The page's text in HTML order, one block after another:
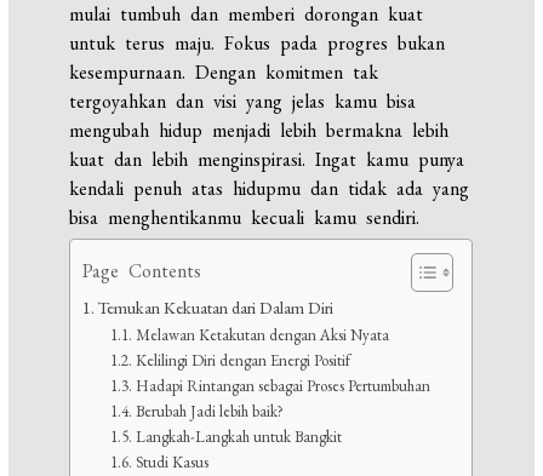
mulai tumbuh dan memberi dorongan kuat
untuk terus maju. Fokus pada progres bukan
kesempurnaan. Dengan komitmen tak
tergoyahkan dan visi yang jelas kamu bisa
mengubah hidup menjadi lebih bermakna lebih
kuat dan lebih menginspirasi. Ingat kamu punya
kendali penuh atas hidupmu dan tidak ada yang
bisa menghentikanmu kecuali kamu sendiri.
Page Contents
Temukan Kekuatan dari Dalam Diri
Melawan Ketakutan dengan Aksi Nyata
Kelilingi Diri dengan Energi Positif
Hadapi Rintangan sebagai Proses Pertumbuhan
Berubah Jadi lebih baik?
Langkah-Langkah untuk Bangkit
Studi Kasus